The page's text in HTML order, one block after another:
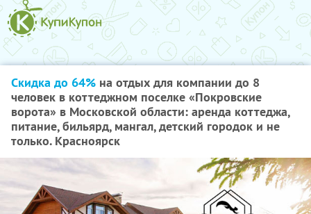
Скидка до 64% на отдых для компании до 8
человек в коттеджном поселке «Покровские
ворота» в Московской области: аренда коттеджа,
питание, бильярд, мангал, детский городок и не
только. Красноярск